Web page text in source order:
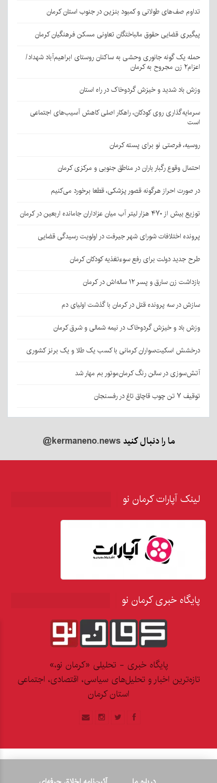
تداوم صف‌های طولانی و کمبود بنزین در جنوب استان کرمان
پیگیری قضایی حقوق مالباختگان تعاونی مسکن فرهنگیان کرمان
حمله یک گونه جانوری وحشی به ساکنان روستای ابراهیم‌آباد شهداد/
اعزام۲ زن مجروح به کرمان
وزش باد شدید و خیزش گردوخاک در راه استان
سرمایه‌گذاری روی کودکان، راهکار اصلی کاهش آسیب‌های اجتماعی
است
روسیه، فرصتی نو برای پسته کرمان
احتمال وقوع رگبار باران در مناطق جنوبی و مرکزی کرمان
در صورت احراز هرگونه قصور پزشکی، قطعا برخورد می‌کنیم
توزیع بیش از ۴۷۰ هزار لیتر آب میان عزاداران جامانده اربعین در کرمان
پرونده اختلافات شورای شهر جیرفت در اولویت رسیدگی قضایی
طرح جدید دولت برای رفع سوءتغذیه کودکان کرمان
بازداشت زن سارق و پسر ۱۲ ساله‌اش در کرمان
سازش در سه پرونده قتل در کرمان با گذشت اولیای دم
وزش باد و خیزش گردوخاک در نیمه شمالی و شرق کرمان
درخشش اسکیت‌سواران کرمانی با کسب یک طلا و یک برنز کشوری
آتش‌سوزی در سالن رنگ کرمان‌موتور بم مهار شد
توقیف ۷ تن چوب قاچاق تاغ در رفسنجان
ما را دنبال کنید@kermaneno.news
لینک آپارات کرمان نو
پایگاه خبری کرمان نو
پایگاه خبری - تحلیلی «کرمان نو،»
تازه‌ترین اخبار و تحلیل‌های سیاسی، اقتصادی، اجتماعی
استان کرمان